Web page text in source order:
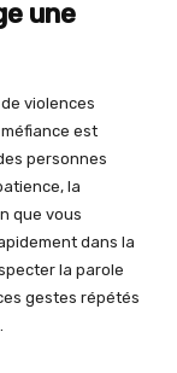
une
violences
est
personnes
la
que vous
dans la
la parole
gestes répétés